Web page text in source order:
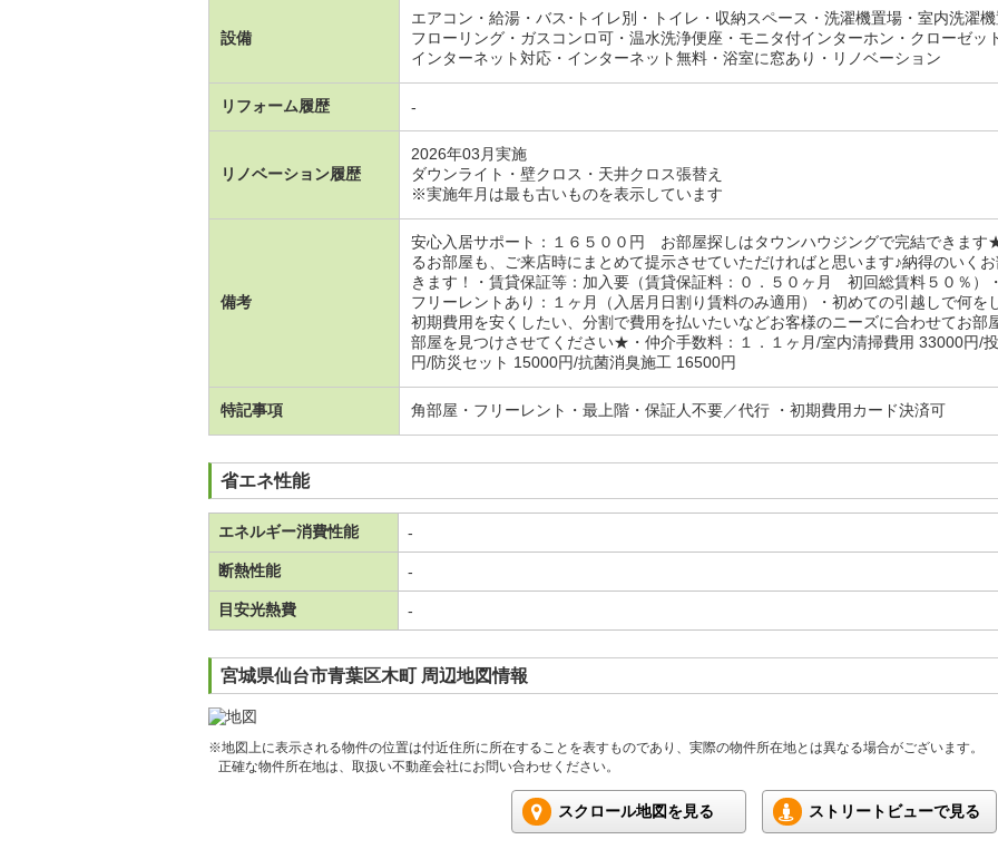
設備
エアコン・給湯・バス･トイレ別・トイレ・収納スペース・洗濯機置場・室内洗濯
フローリング・ガスコンロ可・温水洗浄便座・モニタ付インターホン・クローゼッ
インターネット対応・インターネット無料・浴室に窓あり・リノベーション
リフォーム履歴 -
リノベーション履歴
2026年03月実施
ダウンライト・壁クロス・天井クロス張替え
※実施年月は最も古いものを表示しています
備考
安心入居サポート：１６５００円 お部屋探しはタウンハウジングで完結できま
るお部屋も、ご来店時にまとめて提示させていただければと思います♪納得のいく
きます！・賃貸保証等：加入要（賃貸保証料：０．５０ヶ月 初回総賃料５０％）
フリーレントあり：１ヶ月（入居月日割り賃料のみ適用）・初めての引越しで何を
初期費用を安くしたい、分割で費用を払いたいなどお客様のニーズに合わせてお部
部屋を見つけさせてください★・仲介手数料：１．１ヶ月/室内清掃費用 33000円/
円/防災セット 15000円/抗菌消臭施工 16500円
特記事項 角部屋・フリーレント・最上階・保証人不要／代行 ・初期費用カード決済可
省エネ性能
エネルギー消費性能 -
断熱性能 -
目安光熱費 -
宮城県仙台市青葉区木町 周辺地図情報
※地図上に表示される物件の位置は付近住所に所在することを表すものであり、実際の物件所在地とは異なる場合がございます。
正確な物件所在地は、取扱い不動産会社にお問い合わせください。
スクロール地図を見る ストリートビューで見る